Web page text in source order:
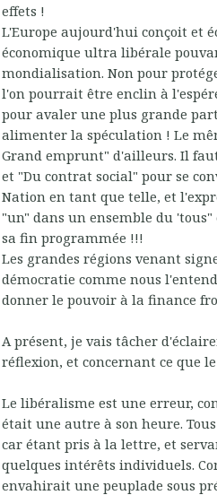
effets !
L'Europe aujourd'hui conçoit et
économique ultra libérale
mondialisation. Non pour
l'on pourrait être enclin à
pour avaler une plus grande
alimenter la spéculation ! Le
Grand emprunt" d'ailleurs. Il
et "Du contrat social" pour se
Nation en tant que telle, et
"un" dans un ensemble du
sa fin programmée !!!
Les grandes régions venant
démocratie comme nous
donner le pouvoir à la finance
A présent, je vais tâcher
réflexion, et concernant ce que
Le libéralisme est une erreur,
était une autre à son heure.
car étant pris à la lettre, et
quelques intérêts individuels.
envahirait une peuplade sous